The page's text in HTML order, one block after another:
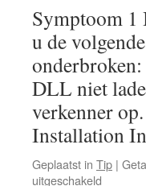
Symptoom 1
u de
DLL niet
verkenner
Installation
Geplaatst in Tip |
uitgeschakeld